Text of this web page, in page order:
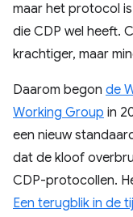
maar het protocol
die CDP wel heeft.
krachtiger, maar
Daarom begon de
Working Group in
een nieuw
dat de kloof
CDP-protocollen.
Een terugblik in de